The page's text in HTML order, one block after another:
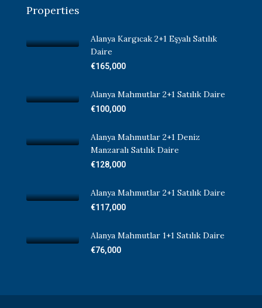
Properties
Alanya Kargıcak 2+1 Eşyalı Satılık
Daire
€165,000
Alanya Mahmutlar 2+1 Satılık Daire
€100,000
Alanya Mahmutlar 2+1 Deniz
Manzaralı Satılık Daire
€128,000
Alanya Mahmutlar 2+1 Satılık Daire
€117,000
Alanya Mahmutlar 1+1 Satılık Daire
€76,000